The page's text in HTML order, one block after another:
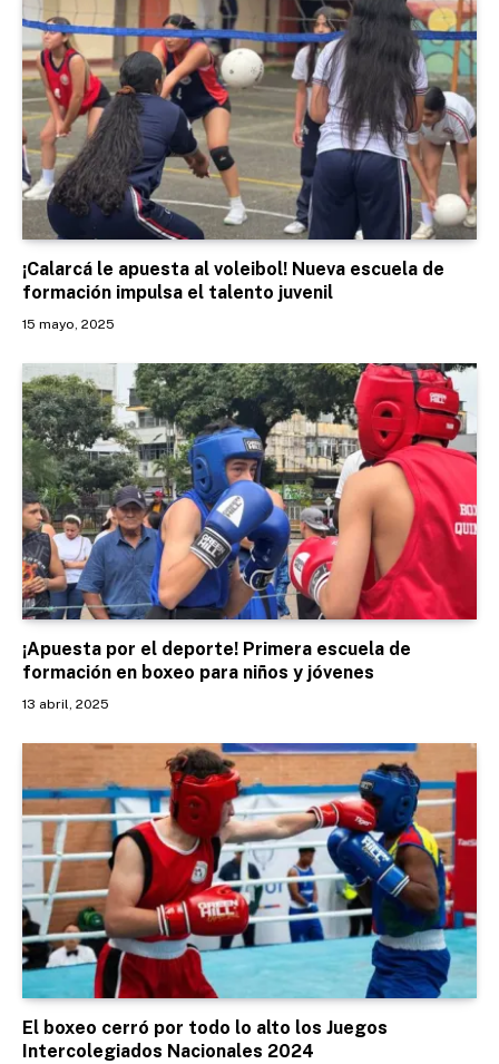
¡Calarcá le apuesta al voleibol! Nueva escuela de
formación impulsa el talento juvenil
15 mayo, 2025
¡Apuesta por el deporte! Primera escuela de
formación en boxeo para niños y jóvenes
13 abril, 2025
El boxeo cerró por todo lo alto los Juegos
Intercolegiados Nacionales 2024